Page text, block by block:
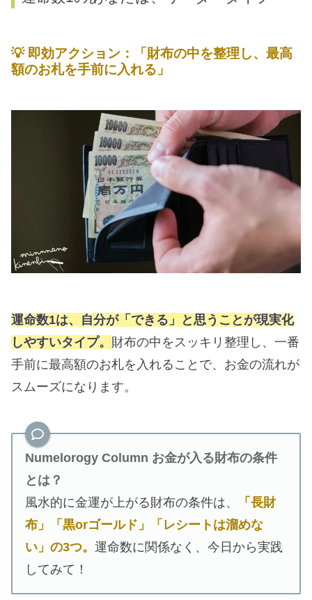
💡 即効アクション：「財布の中を整理し、最高
額のお札を手前に入れる」
運命数1は、自分が「できる」と思うことが現実化
しやすいタイプ。 財布の中をスッキリ整理し、一番
手前に最高額のお札を入れることで、お金の流れが
スムーズになります。
Numelorogy Column お金が入る財布の条件
とは？
風水的に金運が上がる財布の条件は、
「長財
布」「黒orゴールド」「レシートは溜めな
い」の3つ。 運命数に関係なく、今日から実践
してみて！